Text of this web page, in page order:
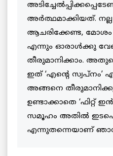
അര്‍ത്ഥമാക്കിയത്. നല്ല
ആചരിക്കേണ്ട,
എന്നും ഓരാള്‍ക്കു
തീരുമാനിക്കാം.
ഇത് ‘എന്റെ
അങ്ങനെ
ഉണ്ടാക്കാതെ ‘ഫിറ്റ്
സമൂഹം അതില്‍
എന്നുതന്നെയാണ്